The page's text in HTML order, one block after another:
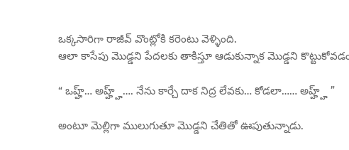
ఒక్కసారిగా రాజీవ్ వొంట్లోకి కరెంటు వెళ్ళింది.
ఆలా కాసేపు మొడ్డని పేదలకు తాకిస్తూ ఆడుకున్నాక మొడ్డని
“ ఒహ్హ్… అహ్హ్హ్…. నేను కార్చే దాక నిద్ర లేవకు… కోడలా…… అహ్హ్హ్ ”
అంటూ మెల్లిగా ములుగుతూ మొడ్డని చేతితో ఊపుతున్నాడు.